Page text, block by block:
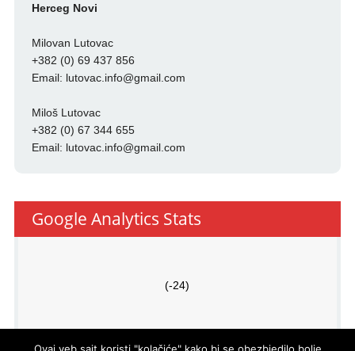
Herceg Novi
Milovan Lutovac
+382 (0) 69 437 856
Email: lutovac.info@gmail.com
Miloš Lutovac
+382 (0) 67 344 655
Email: lutovac.info@gmail.com
Google Analytics Stats
(-24)